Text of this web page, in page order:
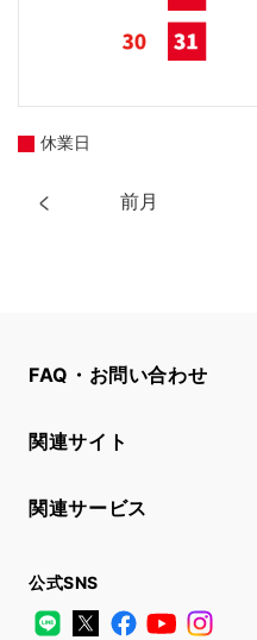
前月
休業日
FAQ・お問い合わせ
関連サイト
関連サービス
公式SNS
LINE
X FacebookYouTube